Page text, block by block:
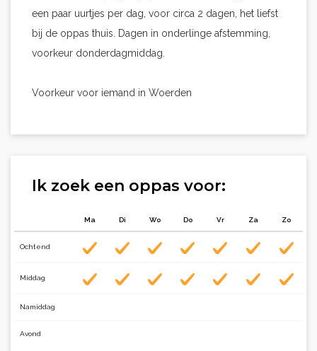
een paar uurtjes per dag, voor circa 2 dagen, het liefst
bij de oppas thuis. Dagen in onderlinge afstemming,
voorkeur donderdagmiddag.
Voorkeur voor iemand in Woerden
Ik zoek een oppas voor:
Ma Di Wo Do Vr Za Zo
Ochtend
Middag
Namiddag
Avond